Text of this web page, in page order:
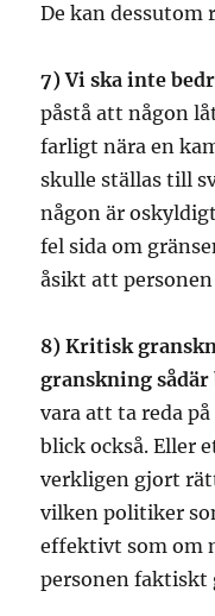
De kan dessutom
7) Vi ska inte
påstå att någon
farligt nära en
skulle ställas till
någon är
fel sida om
åsikt att
8) Kritisk
granskning
vara att ta reda
blick också. Eller
verkligen gjort
vilken politiker
effektivt som om
personen faktiskt